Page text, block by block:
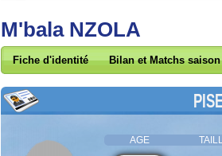
M'bala NZOLA
Fiche d'identité Bilan et Matchs saison
AGE